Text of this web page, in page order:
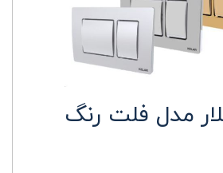
مدل فلت رنگ